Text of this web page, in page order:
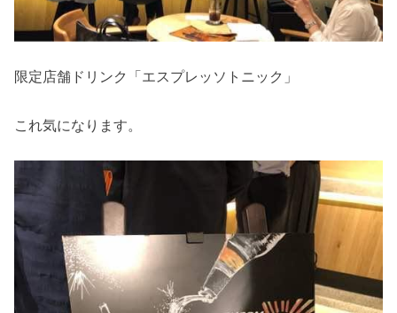
限定店舗ドリンク「エスプレッソトニック」
これ気になります。